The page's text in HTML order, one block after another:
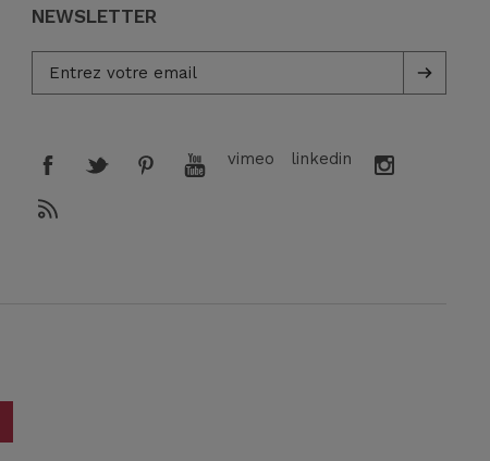
NEWSLETTER
vimeo linkedin